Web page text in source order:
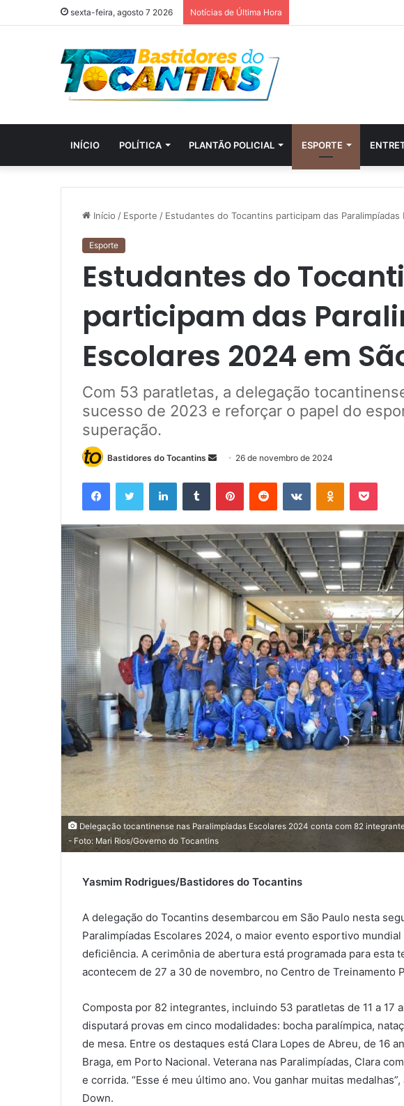
sexta-feira, agosto 7 2026 Notícias de Última Hora
INÍCIO POLÍTICA PLANTÃO POLICIAL ESPORTE
Início / Esporte / Estudantes do Tocantins participam das Paralimpíadas
Esporte
Estudantes do
participam das
Escolares 2024 em
Com 53 paratletas, a delegação
sucesso de 2023 e reforçar o papel do
superação.
Bastidores do Tocantins
d
e
u
m
e
-
i
l
26 de novembro de 2024
Delegação tocantinense nas Paralimpíadas Escolares 2024 conta com 82
- Foto: Mari Rios/Governo do Tocantins
Yasmim Rodrigues/Bastidores do Tocantins
A delegação do Tocantins desembarcou em São Paulo nesta
Paralimpíadas Escolares 2024, o maior evento esportivo
deficiência. A cerimônia de abertura está programada para esta
acontecem de 27 a 30 de novembro, no Centro de Treinamento
Composta por 82 integrantes, incluindo 53 paratletas de 11 a 17
disputará provas em cinco modalidades: bocha paralímpica,
de mesa. Entre os destaques está Clara Lopes de Abreu, de 16
Braga, em Porto Nacional. Veterana nas Paralimpíadas, Clara
e corrida. “Esse é meu último ano. Vou ganhar muitas
Down.